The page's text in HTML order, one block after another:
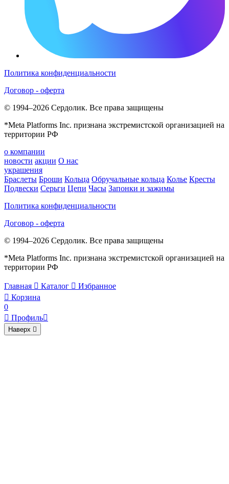
Политика конфиденциальности
Договор - оферта
© 1994–2026 Сердолик. Все права защищены
*Meta Platforms Inc. признана экстремистской организацией на
территории РФ
о компании
новости акции О нас
украшения
Браслеты Броши Кольца Обручальные кольца Колье Кресты
Подвески Серьги Цепи Часы Запонки и зажимы
Политика конфиденциальности
Договор - оферта
© 1994–2026 Сердолик. Все права защищены
*Meta Platforms Inc. признана экстремистской организацией на
территории РФ
Главная  Каталог  Избранное
 Корзина
0
 Профиль
Наверх 